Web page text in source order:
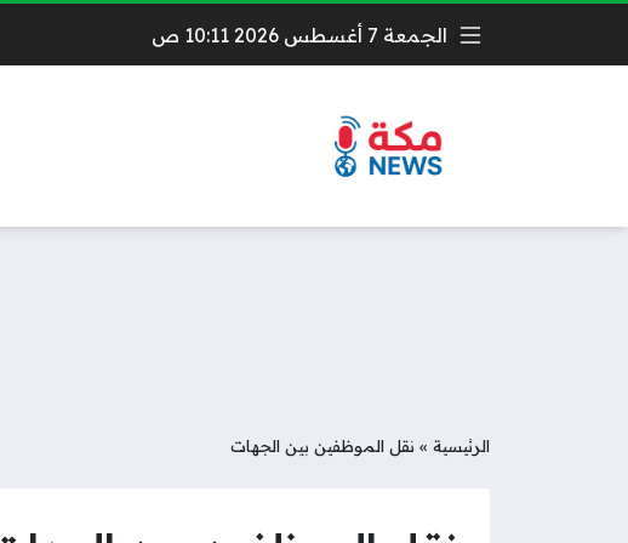
الجمعة 7 أغسطس 2026 10:11 ص
الرئيسية » نقل الموظفين بين الجهات